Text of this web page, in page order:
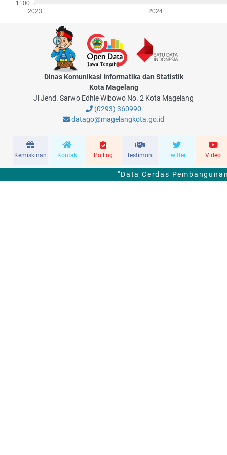
Dinas Komunikasi Informatika dan Statistik
Kota Magelang
Jl Jend. Sarwo Edhie Wibowo No. 2 Kota Magelang
(0293) 360990
datago@magelangkota.go.id
Kemiskinan Kontak Polling Testimoni Twitter Video
"Data Cerdas